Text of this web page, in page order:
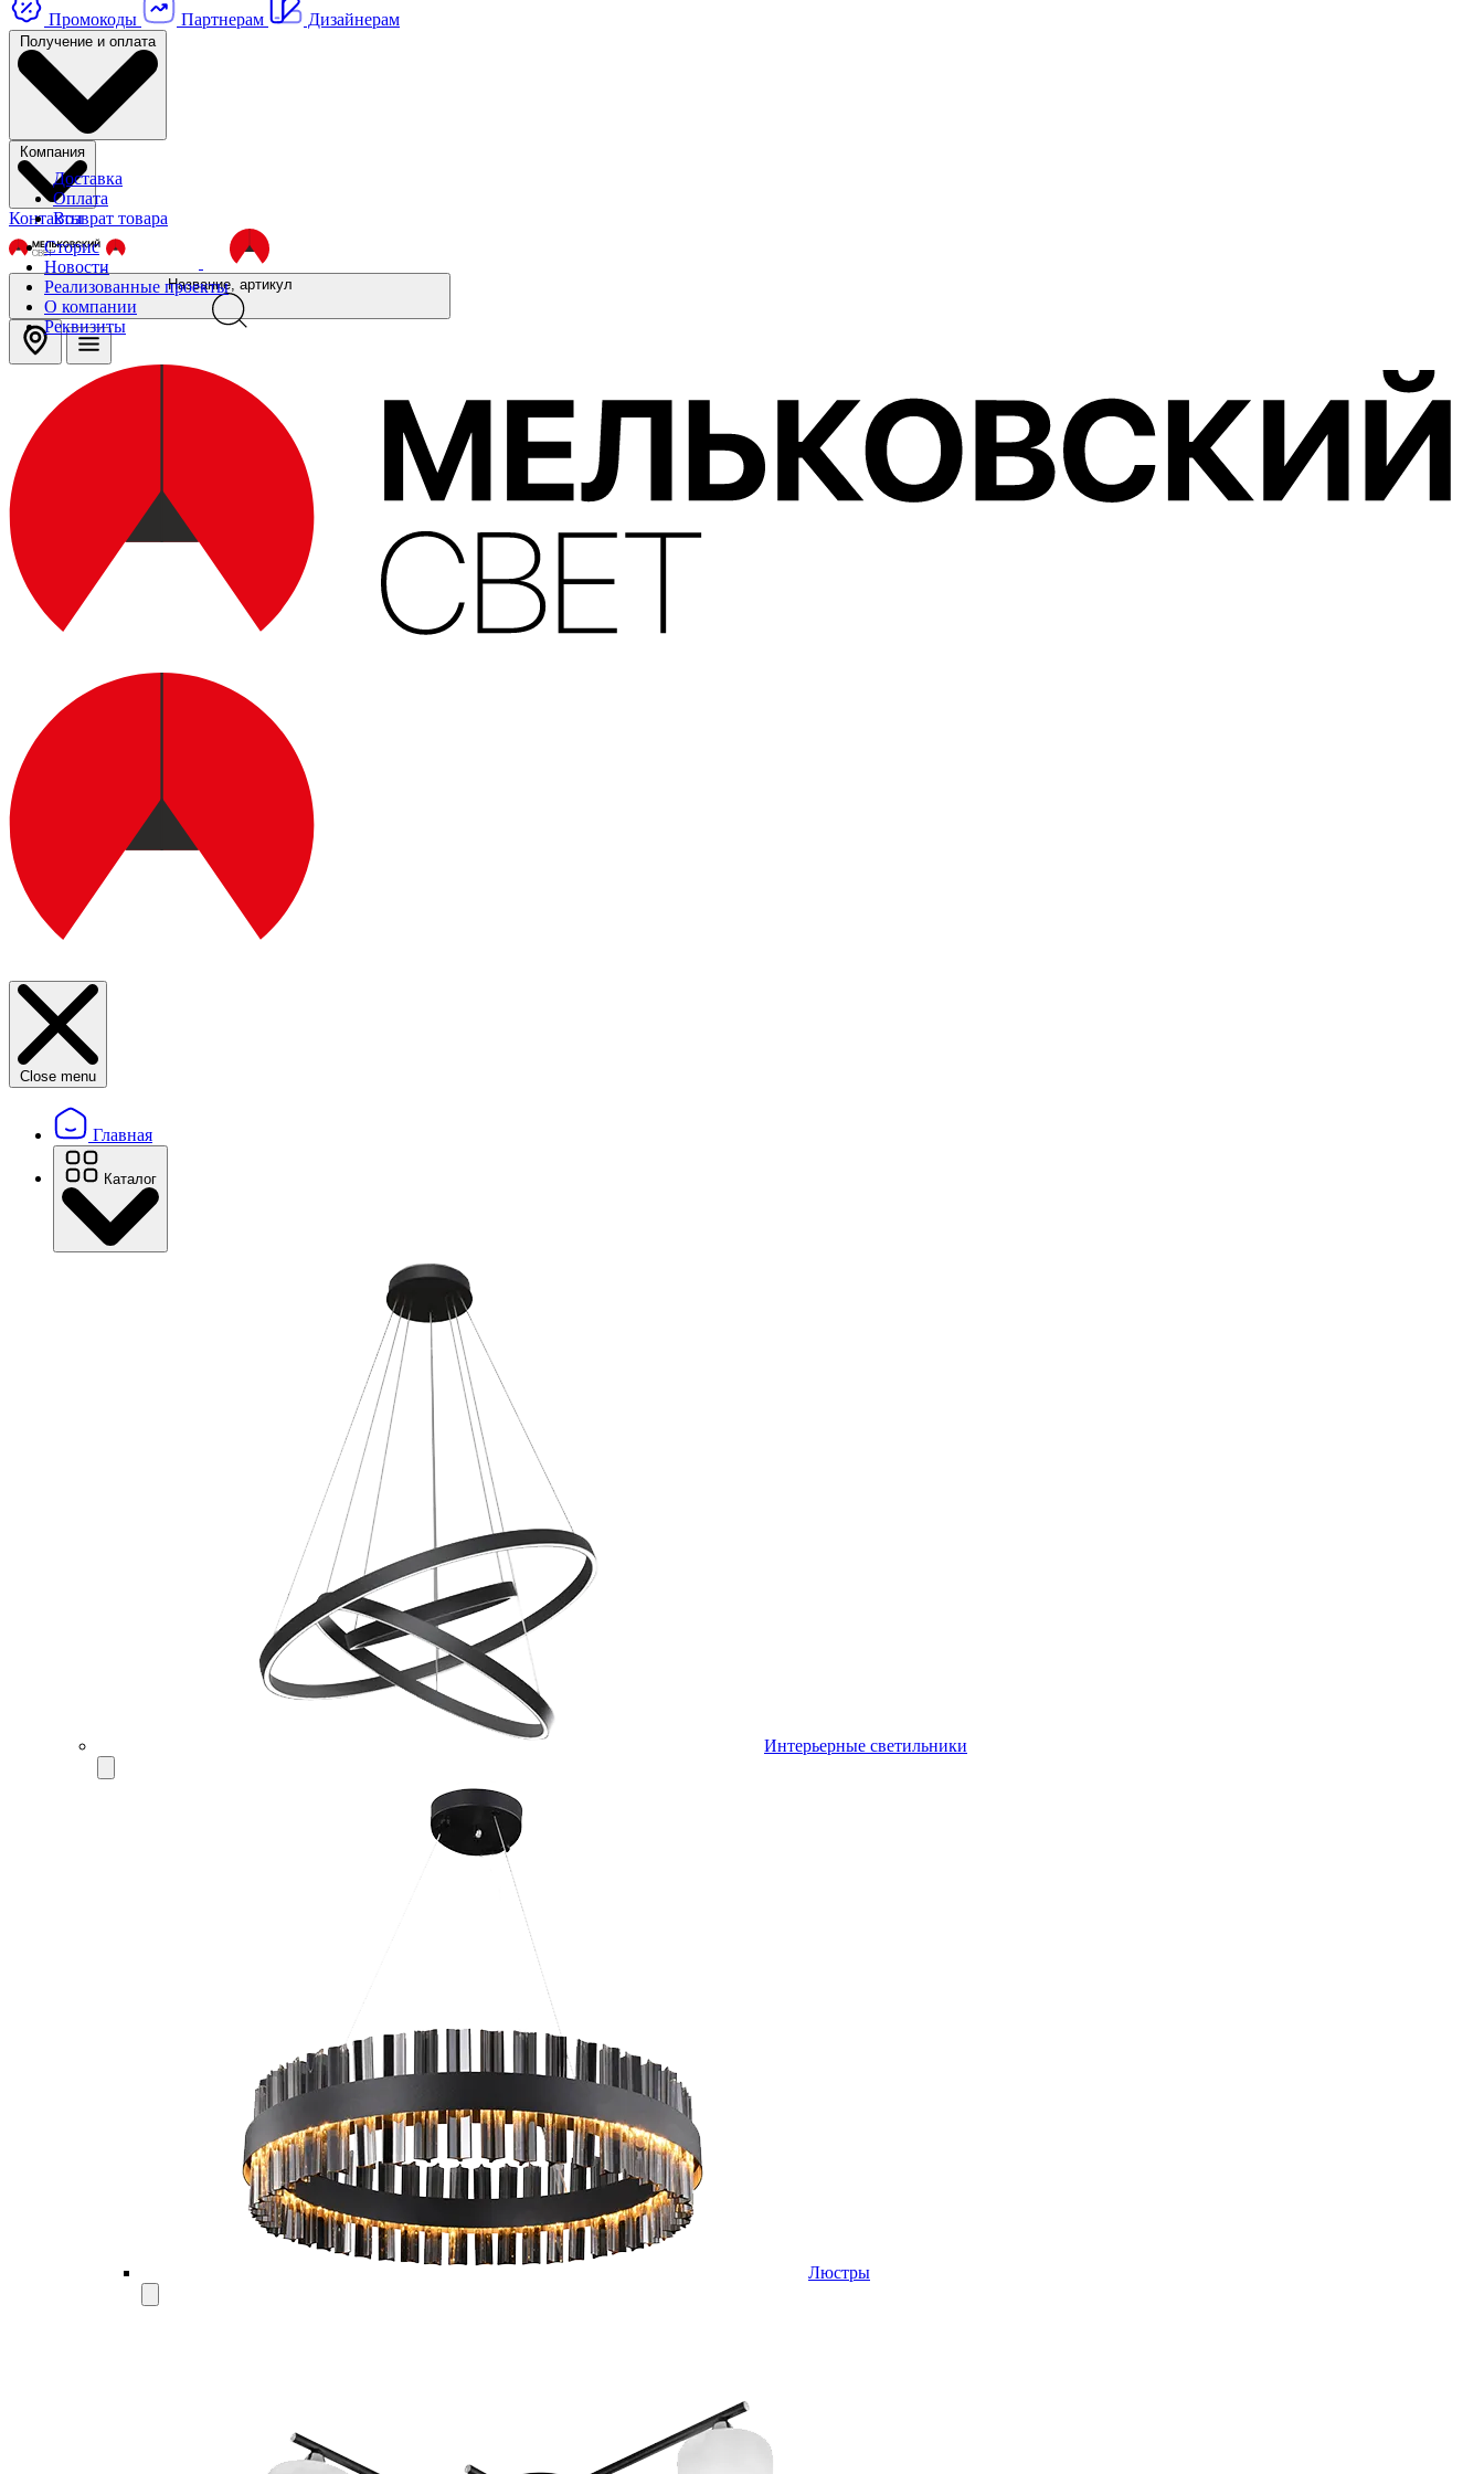
Промокоды Партнерам Дизайнерам
Получение и оплата
Доставка
Оплата
Возврат товара
Компания
Сторис
Новости
Реализованные проекты
О компании
Реквизиты
Контакты
Название, артикул
Close menu
Главная
Каталог
Интерьерные светильники
Люстры